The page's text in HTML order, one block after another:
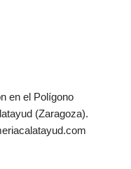
en el Polígono
(Zaragoza).